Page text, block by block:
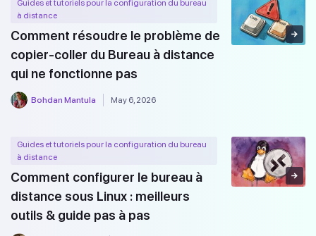
Guides et tutoriels pour la configuration du bureau
à distance
Comment résoudre le problème de
copier-coller du Bureau à distance
qui ne fonctionne pas
Bohdan Mantula May 6, 2026
Guides et tutoriels pour la configuration du bureau
à distance
Comment configurer le bureau à
distance sous Linux : meilleurs
outils & guide pas à pas